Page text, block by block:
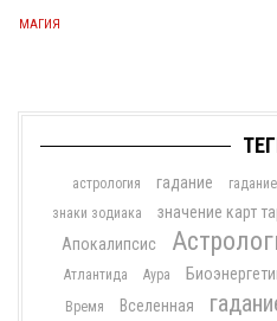
МАГИЯ
астрология гадание
знаки зодиака
значение карт
Апокалипсис
Атлантида Аура
Время Вселенная